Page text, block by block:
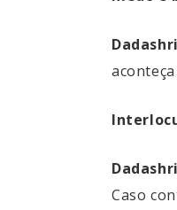
Dadashri
Dadashri
Caso